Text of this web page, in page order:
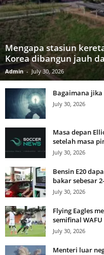
Mengapa stasiun
Korea dibangun jauh
Admin - July 30, 2026
Bagaimana
July 30, 2026
Masa depan
setelah masa
July 30, 2026
Bensin E20
bakar sebesar
July 30, 2026
Flying Eagles
semifinal WAFU
July 30, 2026
Menteri luar